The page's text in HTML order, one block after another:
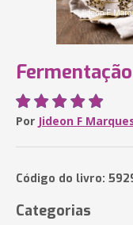
Por Jideon F
Código do livro:
Categorias